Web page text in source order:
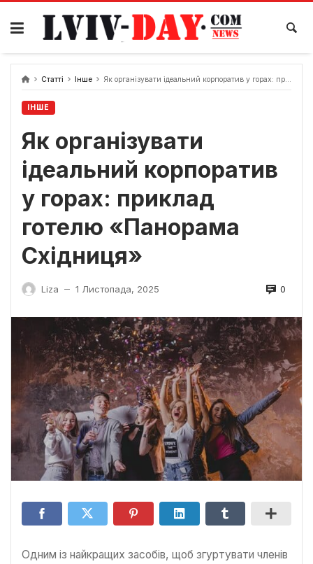
Skip
content
Статті Інше Як організувати ідеальний корпоратив у горах: приклад готелю «Панорама Східниця»
ІНШЕ
Як організувати
ідеальний корпоратив
у горах: приклад
готелю «Панорама
Східниця»
Liza — 1 Листопада, 2025 0
Одним із найкращих засобів, щоб згуртувати членів